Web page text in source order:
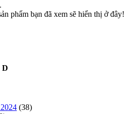
phẩm bạn đã xem sẽ hiển thị ở đây!
D
(38)